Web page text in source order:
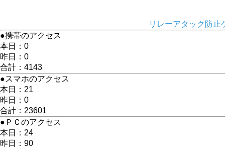
リレーアタック防
●携帯のアクセス
本日：0
昨日：0
合計：4143
●スマホのアクセス
本日：21
昨日：0
合計：23601
●ＰＣのアクセス
本日：24
昨日：90